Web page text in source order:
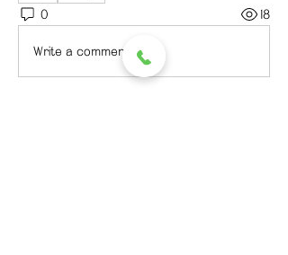
0 18
Write a comment...